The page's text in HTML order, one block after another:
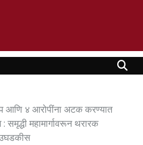
आणि ४ आरोपींना अटक करण्यात
महामार्गावरून थरारक